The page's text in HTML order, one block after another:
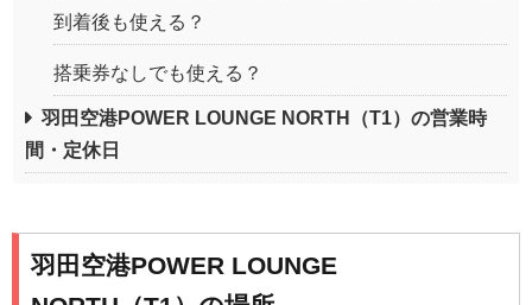
到着後も使える？
搭乗券なしでも使える？
羽田空港POWER LOUNGE NORTH（T1）の営業時
間・定休日
羽田空港POWER LOUNGE